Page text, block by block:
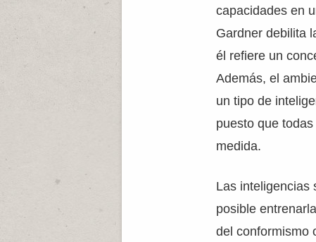
capacidades en
Gardner debilita
él refiere un
Además, el
un tipo de
puesto que
medida.
Las inteligencias
posible
del conformismo